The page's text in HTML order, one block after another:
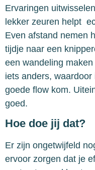
Ervaringen
lekker zeuren helpt
Even afstand nemen
tijdje naar een
een wandeling
iets anders,
goede flow kom.
goed.
Hoe doe jij dat?
Er zijn ongetwijfeld
ervoor zorgen dat je